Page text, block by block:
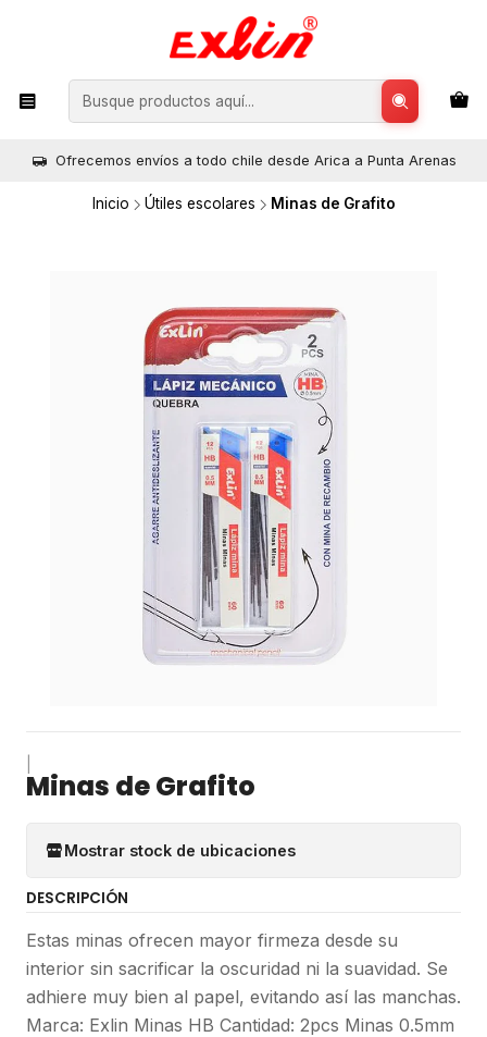
Ofrecemos envíos a todo chile desde Arica a Punta Arenas
Inicio Útiles escolares Minas de Grafito
Minas de Grafito
Mostrar stock de ubicaciones
DESCRIPCIÓN
Estas minas ofrecen mayor firmeza desde su
interior sin sacrificar la oscuridad ni la suavidad. Se
adhiere muy bien al papel, evitando así las manchas.
Marca: Exlin Minas HB Cantidad: 2pcs Minas 0.5mm